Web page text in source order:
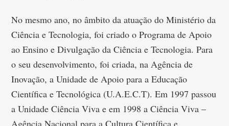
No mesmo ano, no âmbito da atuação do Ministério da
Ciência e Tecnologia, foi criado o Programa de Apoio
ao Ensino e Divulgação da Ciência e Tecnologia. Para
o seu desenvolvimento, foi criada, na Agência de
Inovação, a Unidade de Apoio para a Educação
Científica e Tecnológica (U.A.E.C.T). Em 1997 passou
a Unidade Ciência Viva e em 1998 a Ciência Viva –
Agência Nacional para a Cultura Científica e